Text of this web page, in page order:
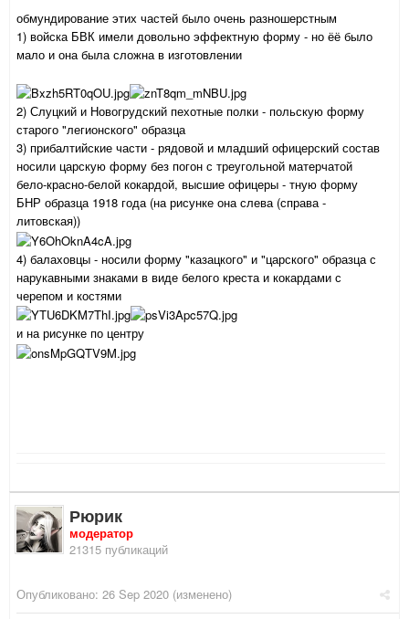
обмундирование этих частей было очень разношерстным
1) войска БВК имели довольно эффектную форму - но ёё было
мало и она была сложна в изготовлении
2) Слуцкий и Новогрудский пехотные полки - польскую форму
старого "легионского" образца
3) прибалтийские части - рядовой и младший офицерский состав
носили царскую форму без погон с треугольной матерчатой
бело-красно-белой кокардой, высшие офицеры - тную форму
БНР образца 1918 года (на рисунке она слева (справа -
литовская))
4) балаховцы - носили форму "казацкого" и "царского" образца с
нарукавными знаками в виде белого креста и кокардами с
черепом и костями
и на рисунке по центру
Рюрик
модератор
21315 публикаций
Опубликовано: 26 Sep 2020 (изменено)